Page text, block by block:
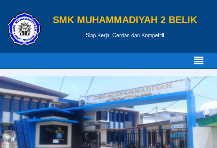
SMK MUHAMMADIYAH 2 BELIK
Siap Kerja, Cerdas dan Kompetitif